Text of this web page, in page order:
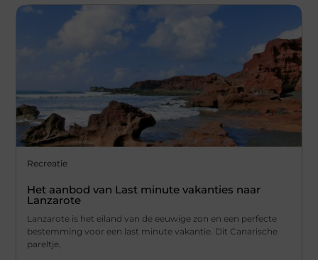
Recreatie
Het aanbod van Last minute vakanties naar
Lanzarote
Lanzarote is het eiland van de eeuwige zon en een perfecte
bestemming voor een last minute vakantie. Dit Canarische
pareltje,